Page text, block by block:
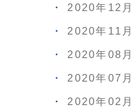
2020年12月
2020年11月
2020年08月
2020年07月
2020年02月